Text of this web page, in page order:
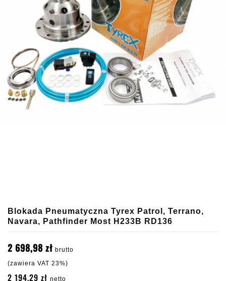
Blokada Pneumatyczna Tyrex Patrol, Terrano,
Navara, Pathfinder Most H233B RD136
2 698,98 zł brutto
(zawiera VAT 23%)
2 194,29 zł netto